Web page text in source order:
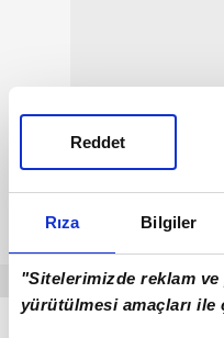
Rıza Bilgiler
"Sitelerimizde reklam
yürütülmesi amaçları ile
Reddet